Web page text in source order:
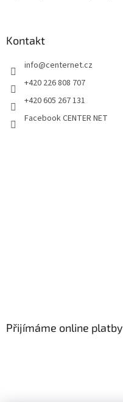
Kontakt
info@centernet.cz
+420 226 808 707
+420 605 267 131
Facebook CENTER NET
Přijímáme online platby